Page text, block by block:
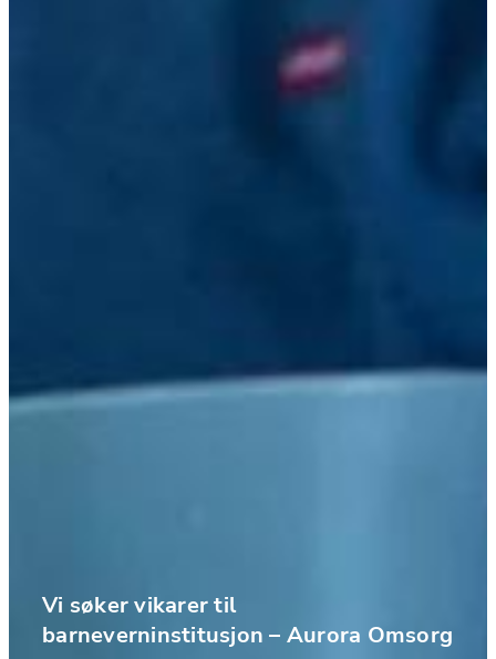
Vi søker vikarer til
barneverninstitusjon – Aurora Omsorg